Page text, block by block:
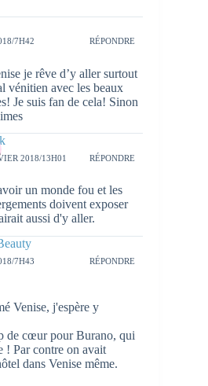
7H42 RÉPONDRE
je rêve d’y aller surtout
vénitien avec les beaux
Je suis fan de cela! Sinon
2018/13H01 RÉPONDRE
un monde fou et les
doivent exposer
aussi d'y aller.
7H43 RÉPONDRE
Venise, j'espère y
de cœur pour Burano, qui
! Par contre on avait
dans Venise même.